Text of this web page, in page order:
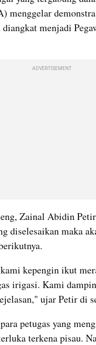
menggelar
menjadi
ADVERTISEMENT
Zainal Abidin
diselesaikan maka
kepengin ikut
irigasi. Kami
ujar Petir di
petugas yang
terkena pisau.